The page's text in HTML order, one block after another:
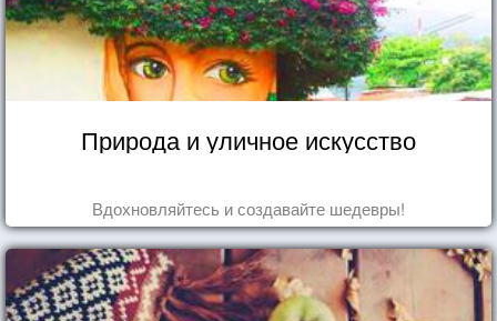
Природа и уличное искусство
Вдохновляйтесь и создавайте шедевры!